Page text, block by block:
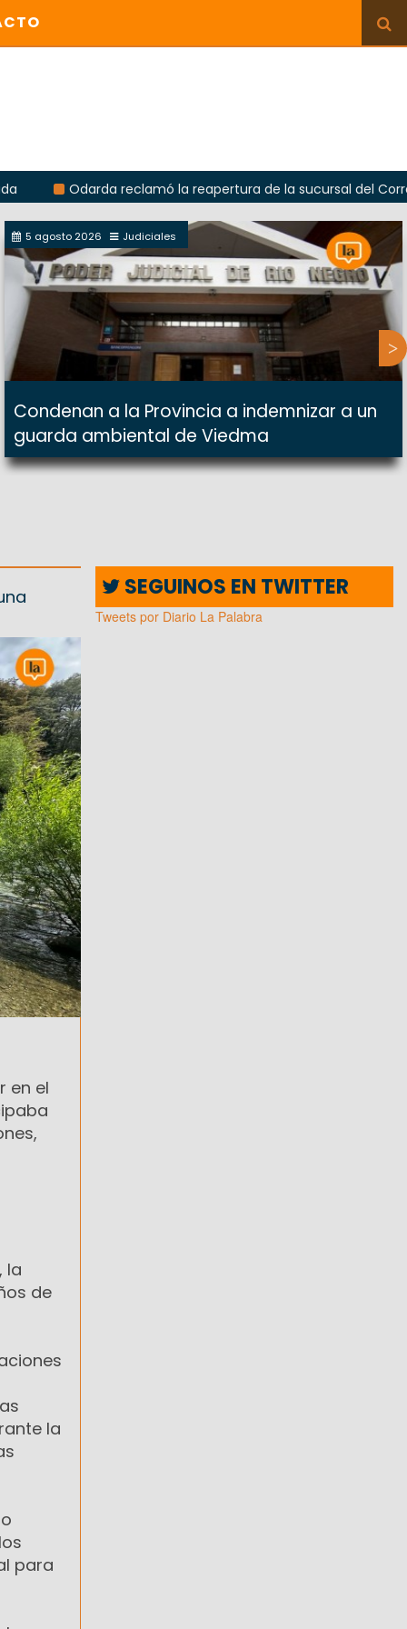
Odarda reclamó la reapertura de la sucursal del Correo
5 agosto 2026 Judiciales
Condenan a la Provincia a indemnizar a un
guarda ambiental de Viedma
en el
la
de
la
para
SEGUINOS EN TWITTER
Tweets por Diario La Palabra